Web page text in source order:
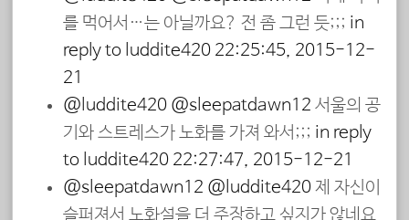
를 먹어서…는 아닐까요? 전 좀 그런 듯;;; in
reply to luddite420 22:25:45, 2015-12-
21
@luddite420 @sleepatdawn12 서울의 공
기와 스트레스가 노화를 가져 와서;;; in reply
to luddite420 22:27:47, 2015-12-21
@sleepatdawn12 @luddite420제 자신이
슬퍼져서 노화설을 더 주장하고 싶지가 않네요